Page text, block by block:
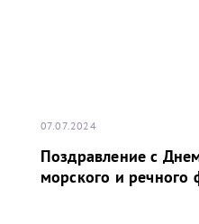
07.07.2024
Поздравление с
морского и речного